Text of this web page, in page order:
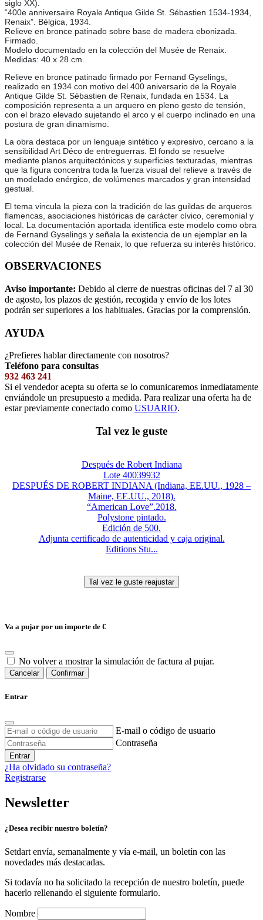
siglo XX).
“400e anniversaire Royale Antique Gilde St. Sébastien 1534-1934,
Renaix”. Bélgica, 1934.
Relieve en bronce patinado sobre base de madera ebonizada.
Firmado.
Modelo documentado en la colección del Musée de Renaix.
Medidas: 40 x 28 cm.
Relieve en bronce patinado firmado por Fernand Gyselings,
realizado en 1934 con motivo del 400 aniversario de la Royale
Antique Gilde St. Sébastien de Renaix, fundada en 1534. La
composición representa a un arquero en pleno gesto de tensión,
con el brazo elevado sujetando el arco y el cuerpo inclinado en una
postura de gran dinamismo.
La obra destaca por un lenguaje sintético y expresivo, cercano a la
sensibilidad Art Déco de entreguerras. El fondo se resuelve
mediante planos arquitectónicos y superficies texturadas, mientras
que la figura concentra toda la fuerza visual del relieve a través de
un modelado enérgico, de volúmenes marcados y gran intensidad
gestual.
El tema vincula la pieza con la tradición de las guildas de arqueros
flamencas, asociaciones históricas de carácter cívico, ceremonial y
local. La documentación aportada identifica este modelo como obra
de Fernand Gyselings y señala la existencia de un ejemplar en la
colección del Musée de Renaix, lo que refuerza su interés histórico.
OBSERVACIONES
Aviso importante: Debido al cierre de nuestras oficinas del 7 al 30
de agosto, los plazos de gestión, recogida y envío de los lotes
podrán ser superiores a los habituales. Gracias por la comprensión.
AYUDA
¿Prefieres hablar directamente con nosotros?
Teléfono para consultas
932 463 241
Si el vendedor acepta su oferta se lo comunicaremos inmediatamente
enviándole un presupuesto a medida. Para realizar una oferta ha de
estar previamente conectado como USUARIO.
Tal vez le guste
Después de Robert Indiana
Lote 40039932
DESPUÉS DE ROBERT INDIANA (Indiana, EE.UU., 1928 –
Maine, EE.UU., 2018).
“American Love”.2018.
Polystone pintado.
Edición de 500.
Adjunta certificado de autenticidad y caja original.
Editions Stu...
Va a pujar por un importe de €
No volver a mostrar la simulación de factura al pujar.
Cancelar Confirmar
Entrar
E-mail o código de usuario
Contraseña
Entrar
¿Ha olvidado su contraseña?
Registrarse
Newsletter
¿Desea recibir nuestro boletín?
Setdart envía, semanalmente y vía e-mail, un boletín con las
novedades más destacadas.
Si todavía no ha solicitado la recepción de nuestro boletín, puede
hacerlo rellenando el siguiente formulario.
Nombre